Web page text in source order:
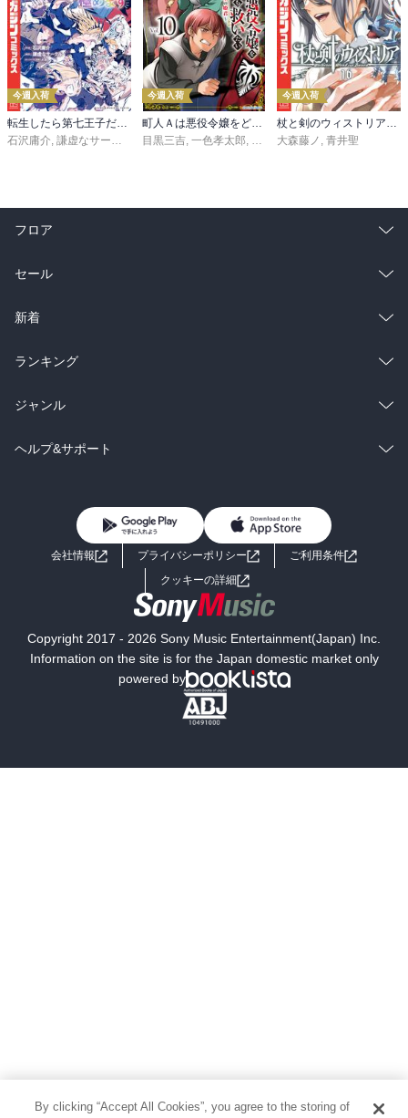
今週入荷
転生したら第七王子だったので、気ままに魔術を極めます（２４）
石沢庸介, 謙虚なサークル メル。
今週入荷
町人Ａは悪役令嬢をどうしても救いたい ～どぶと空と氷の姫君～１０【電子書店共通特典イラスト付】
目黒三吉, 一色孝太郎, Parum
今週入荷
杖と剣のウィストリア（１６）
大森藤ノ , 青井聖
フロア
総合
ラノベ
雑誌・グラビア
BL・TL
セール
総合
ラノベ
雑誌・グラビア
BL・TL
新着
総合
ラノベ
雑誌・グラビア
ランキング
総合
ラノベ
ジャンル
コミック
ライトノベル 男子向けラノベ
小説
海外小説
ミステリー SF
文学
芸術・アート 映画・音楽・演劇
ヘルプ&サポート
よくあるご質問 お問い合わせ
会社情報 プライバシーポリシー
ご利用条件
クッキーの詳細
Copyright 2017 - 2026 Sony Music Entertainment(Japan) Inc.
Information on the site is for the Japan domestic market only
powered by
By clicking “Accept All Cookies”, you agree to the storing of